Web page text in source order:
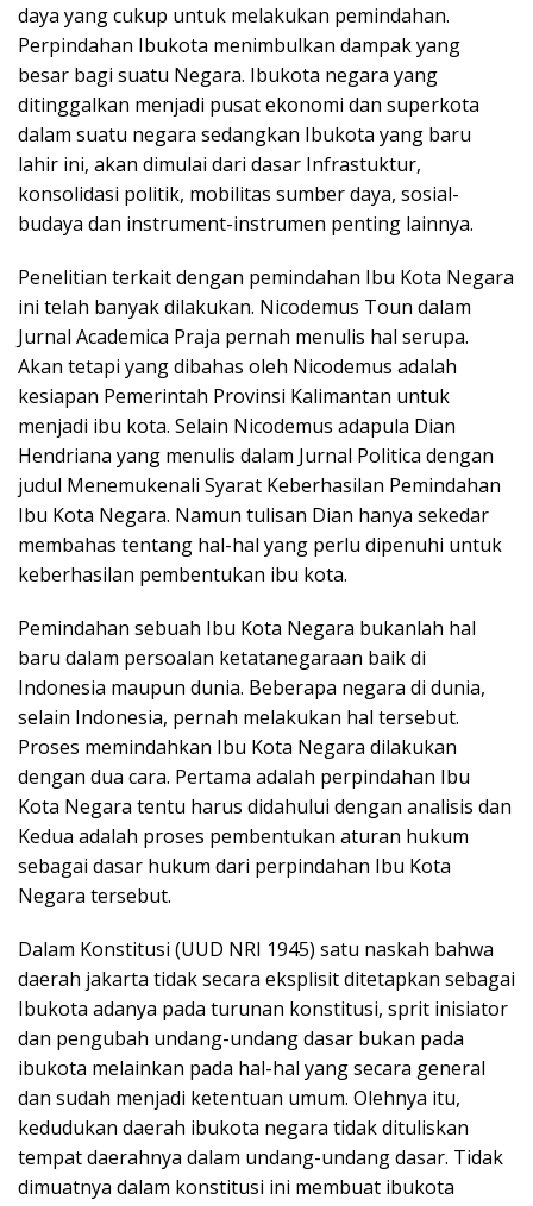
daya yang cukup untuk melakukan pemindahan.
Perpindahan Ibukota menimbulkan dampak yang
besar bagi suatu Negara. Ibukota negara yang
ditinggalkan menjadi pusat ekonomi dan superkota
dalam suatu negara sedangkan Ibukota yang baru
lahir ini, akan dimulai dari dasar Infrastuktur,
konsolidasi politik, mobilitas sumber daya, sosial-
budaya dan instrument-instrumen penting lainnya.
Penelitian terkait dengan pemindahan Ibu Kota Negara
ini telah banyak dilakukan. Nicodemus Toun dalam
Jurnal Academica Praja pernah menulis hal serupa.
Akan tetapi yang dibahas oleh Nicodemus adalah
kesiapan Pemerintah Provinsi Kalimantan untuk
menjadi ibu kota. Selain Nicodemus adapula Dian
Hendriana yang menulis dalam Jurnal Politica dengan
judul Menemukenali Syarat Keberhasilan Pemindahan
Ibu Kota Negara. Namun tulisan Dian hanya sekedar
membahas tentang hal-hal yang perlu dipenuhi untuk
keberhasilan pembentukan ibu kota.
Pemindahan sebuah Ibu Kota Negara bukanlah hal
baru dalam persoalan ketatanegaraan baik di
Indonesia maupun dunia. Beberapa negara di dunia,
selain Indonesia, pernah melakukan hal tersebut.
Proses memindahkan Ibu Kota Negara dilakukan
dengan dua cara. Pertama adalah perpindahan Ibu
Kota Negara tentu harus didahului dengan analisis dan
Kedua adalah proses pembentukan aturan hukum
sebagai dasar hukum dari perpindahan Ibu Kota
Negara tersebut.
Dalam Konstitusi (UUD NRI 1945) satu naskah bahwa
daerah jakarta tidak secara eksplisit ditetapkan sebagai
Ibukota adanya pada turunan konstitusi, sprit inisiator
dan pengubah undang-undang dasar bukan pada
ibukota melainkan pada hal-hal yang secara general
dan sudah menjadi ketentuan umum. Olehnya itu,
kedudukan daerah ibukota negara tidak dituliskan
tempat daerahnya dalam undang-undang dasar. Tidak
dimuatnya dalam konstitusi ini membuat ibukota